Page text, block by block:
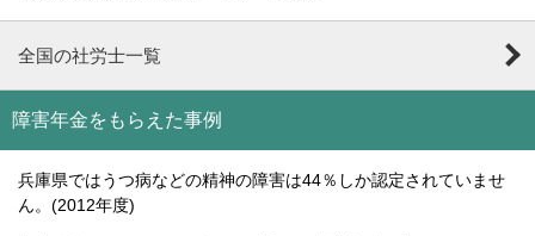
全国の社労士一覧
障害年金をもらえた事例
兵庫県ではうつ病などの精神の障害は44％しか認定されていませ
ん。(2012年度)